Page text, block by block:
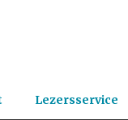
Lezersservice